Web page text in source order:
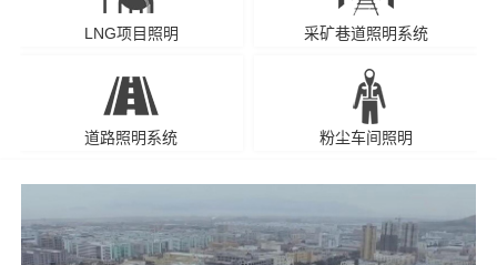
LNG项目照明 采矿巷道照明系统
道路照明系统 粉尘车间照明